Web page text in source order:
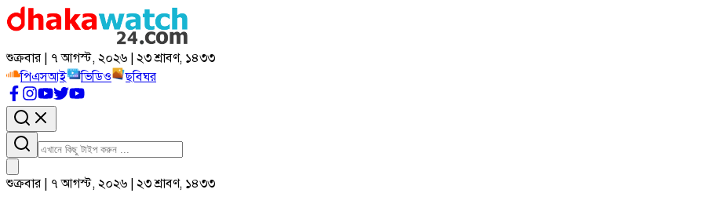
শুক্রবার | ৭ আগস্ট, ২০২৬ | ২৩ শ্রাবণ, ১৪৩৩
পিএসআই
ভিডিও ছবিঘর
শুক্রবার | ৭ আগস্ট, ২০২৬ | ২৩ শ্রাবণ, ১৪৩৩